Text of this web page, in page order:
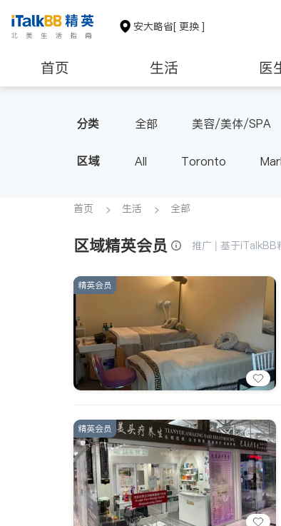
安大略省[ 更换 ]
首页 生活 医
分类 全部 美容/美体/SPA
区域 All Toronto
Aurora
首页 生活 全部
区域精英会员 推广 | 基于iTalkBB
精英会员
精英会员